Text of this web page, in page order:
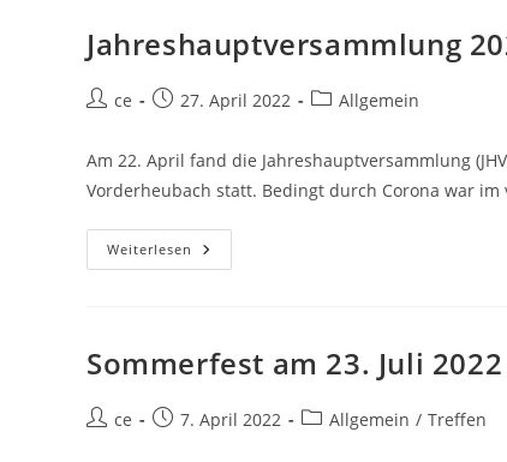
Jahreshauptversammlung
Beitrags-
ce
Beitrag27. April 2022
Beitrags-
Allgemein
Am 22. April fand die Jahreshauptversammlung
Vorderheubach statt. Bedingt durch Corona war im
Weiterlesen Jahreshauptversammlung
2022
Sommerfest am 23. Juli 2022
Beitrags-
ce
Beitrag7. April 2022
Beitrags-
Allgemein / Treffen